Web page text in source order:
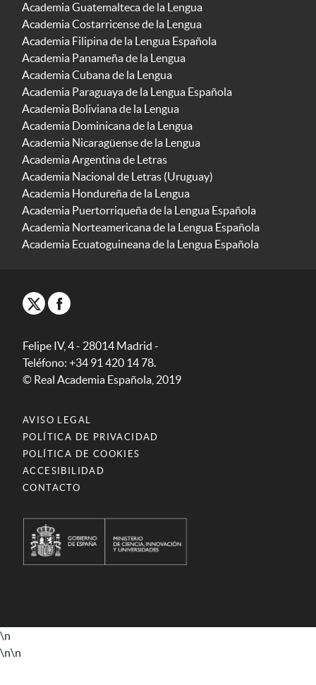
Academia Guatemalteca de la Lengua
Academia Costarricense de la Lengua
Academia Filipina de la Lengua Española
Academia Panameña de la Lengua
Academia Cubana de la Lengua
Academia Paraguaya de la Lengua Española
Academia Boliviana de la Lengua
Academia Dominicana de la Lengua
Academia Nicaragüense de la Lengua
Academia Argentina de Letras
Academia Nacional de Letras (Uruguay)
Academia Hondureña de la Lengua
Academia Puertorriqueña de la Lengua Española
Academia Norteamericana de la Lengua Española
Academia Ecuatoguineana de la Lengua Española
Felipe IV, 4 - 28014 Madrid -
Teléfono: +34 91 420 14 78.
© Real Academia Española, 2019
AVISO LEGAL
POLÍTICA DE PRIVACIDAD
POLÍTICA DE COOKIES
ACCESIBILIDAD
CONTACTO
\n
\n\n